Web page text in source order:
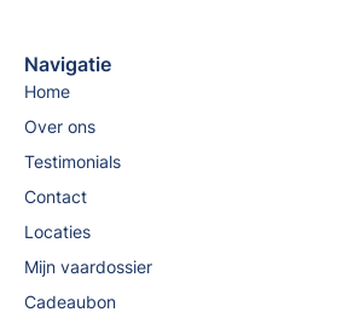
Navigatie
Home
Over ons
Testimonials
Contact
Locaties
Mijn vaardossier
Cadeaubon